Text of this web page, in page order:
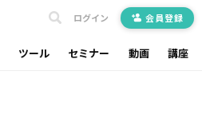
ツール セミナー 動画 講座
ログイン 会員登録